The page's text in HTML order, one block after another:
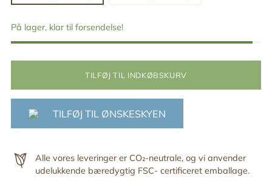
På lager, klar til forsendelse!
TILFØJ TIL INDKØBSKURV
TILFØJ TIL ØNSKESKYEN
Alle vores leveringer er CO₂-neutrale, og vi anvender
udelukkende bæredygtig FSC- certificeret emballage.